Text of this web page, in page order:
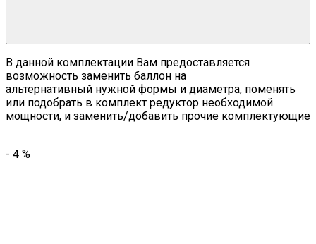
В данной комплектации Вам предоставляется
возможность заменить баллон на
альтернативный нужной формы и диаметра, поменять
или подобрать в комплект редуктор необходимой
мощности, и заменить/добавить прочие комплектующие
- 4 %